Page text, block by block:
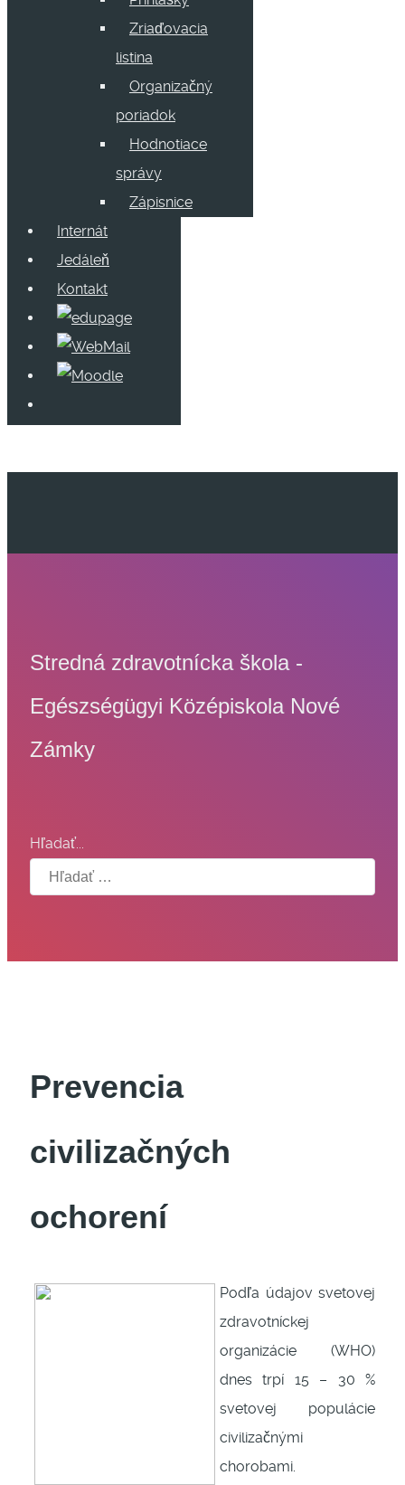
Zriaďovacia
listina
Organizačný
poriadok
Hodnotiace
správy
Zápisnice
Internát
Jedáleň
Kontakt
Stredná zdravotnícka škola -
Egészségügyi Középiskola Nové
Zámky
Hľadať...
Prevencia
civilizačných
ochorení
Podľa údajov svetovej
zdravotníckej
organizácie (WHO)
dnes trpí 15 – 30 %
svetovej populácie
civilizačnými
chorobami.